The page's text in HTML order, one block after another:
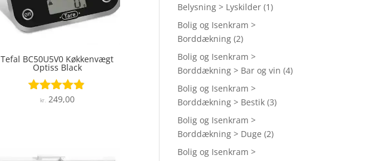
Tefal BC50U5V0 Køkkenvægt
Optiss Black
Vurderet
kr.249,00
Belysning > Lyskilder (1)
Bolig og Isenkram >
Borddækning (2)
Bolig og Isenkram >
Borddækning > Bar og vin (4)
Bolig og Isenkram >
Borddækning > Bestik (3)
Bolig og Isenkram >
Borddækning > Duge (2)
Bolig og Isenkram >